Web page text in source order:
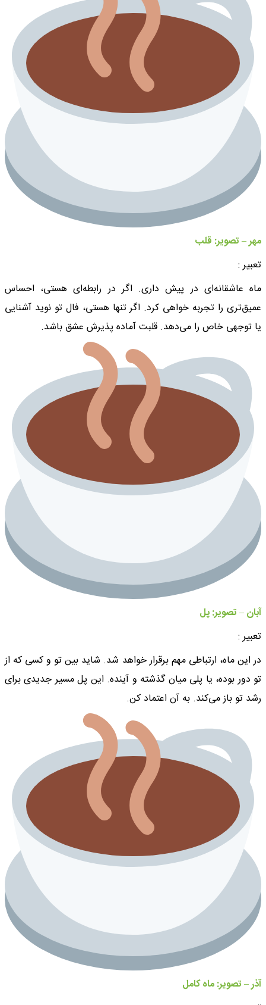
مهر – تصویر: قلب
تعبیر :
ماه عاشقانه‌ای در پیش داری. اگر در رابطه‌ای هستی، احساس
عمیق‌تری را تجربه خواهی کرد. اگر تنها هستی، فال تو نوید آشنایی
یا توجهی خاص را می‌دهد. قلبت آماده پذیرش عشق باشد.
آبان – تصویر: پل
تعبیر :
در این ماه، ارتباطی مهم برقرار خواهد شد. شاید بین تو و کسی که از
تو دور بوده، یا پلی میان گذشته و آینده. این پل مسیر جدیدی برای
رشد تو باز می‌کند. به آن اعتماد کن.
آذر – تصویر: ماه کامل